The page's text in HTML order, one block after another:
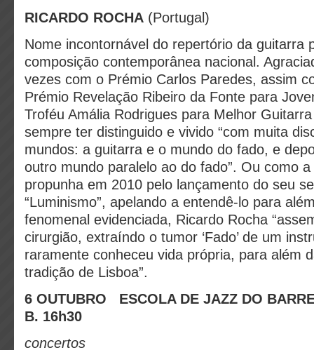
RICARDO ROCHA (Portugal)
Nome incontornável do repertório da guitarra
composição contemporânea nacional.
vezes com o Prémio Carlos Paredes, assim
Prémio Revelação Ribeiro da Fonte para
Troféu Amália Rodrigues para Melhor
sempre ter distinguido e vivido “com muita
mundos: a guitarra e o mundo do fado, e
outro mundo paralelo ao do fado”. Ou como
propunha em 2010 pelo lançamento do seu
“Luminismo”, apelando a entendê-lo para
fenomenal evidenciada, Ricardo Rocha
cirurgião, extraíndo o tumor ‘Fado’ de um
raramente conheceu vida própria, para além
tradição de Lisboa”.
6 OUTUBRO
ESCOLA DE JAZZ DO
B. 16h30
concertos